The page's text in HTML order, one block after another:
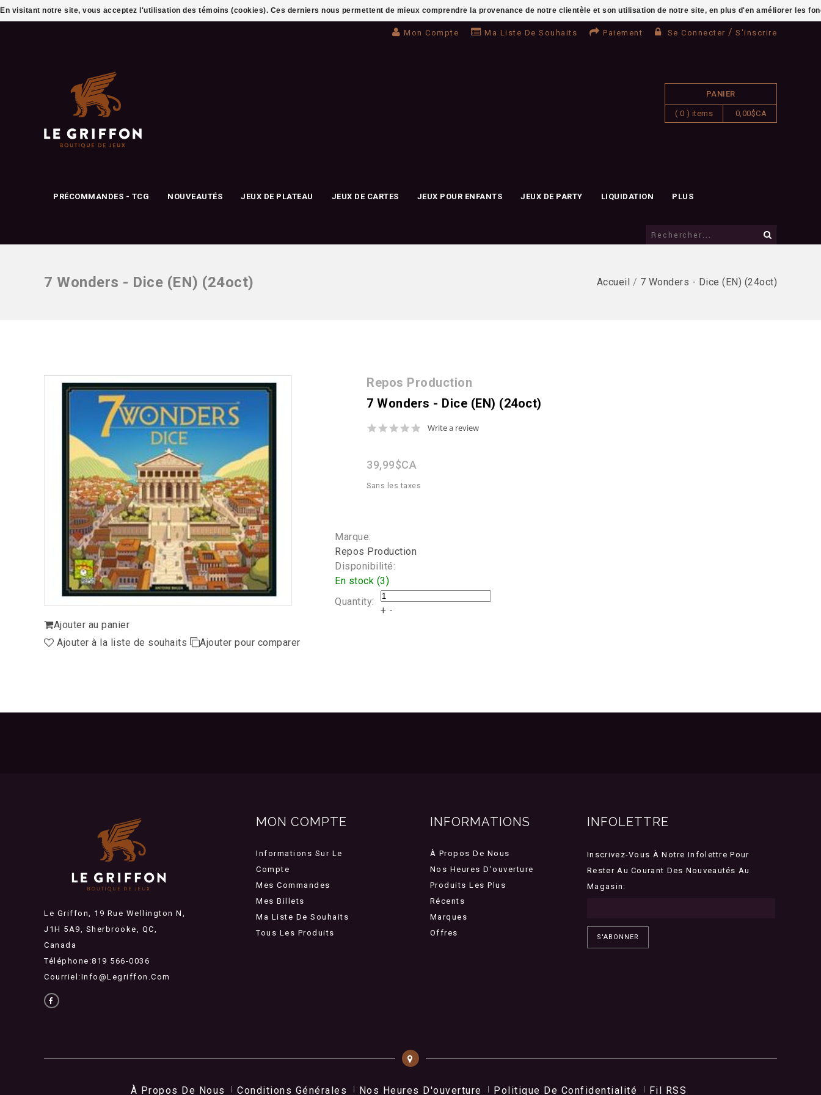
Mon Compte Ma Liste De Souhaits Paiement Se Connecter / S'inscrire
PANIER
( 0 ) items 0,00$CA
PRÉCOMMANDES - TCG NOUVEAUTÉS JEUX DE PLATEAU JEUX DE CARTES JEUX POUR ENFANTS JEUX DE PARTY LIQUIDATION PLUS
7 Wonders - Dice (EN) (24oct) Accueil / 7 Wonders - Dice (EN) (24oct)
Repos Production
7 Wonders - Dice (EN) (24oct)
0.0
Write a review
39,99$CA
Sans les taxes
Marque:
Repos Production
Disponibilité:
En stock (3)
Quantity:
+ -
Ajouter au panier
Ajouter à la liste de souhaits
Ajouter pour comparer
Le Griffon, 19 Rue Wellington N,
J1H 5A9, Sherbrooke, QC,
Canada
Téléphone:819 566-0036
Courriel:Info@legriffon.com
MON COMPTE
Informations Sur Le
Compte
Mes Commandes
Mes Billets
Ma Liste De Souhaits
Tous Les Produits
INFORMATIONS
À Propos De Nous
Nos Heures D'ouverture
Produits Les Plus
Récents
Marques
Offres
INFOLETTRE
Inscrivez-Vous À Notre Infolettre Pour
Rester Au Courant Des Nouveautés Au
Magasin:
S'ABONNER
À Propos De Nous Conditions Générales Nos Heures D'ouverture Politique De Confidentialité Fil RSS
En visitant notre site, vous acceptez l'utilisation des témoins (cookies). Ces derniers nous permettent de mieux comprendre la provenance de notre clientèle et son utilisation de notre site, en plus d'en améliorer les